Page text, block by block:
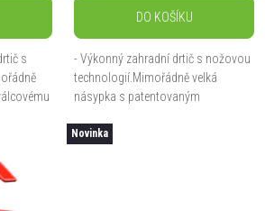
s
DO KOŠÍKU
- Výkonný zahradní drtič s nožovou
technologií.Mimořádně velká
násypka s patentovaným
větví - Stabilní konstrukce s velkými
Novinka